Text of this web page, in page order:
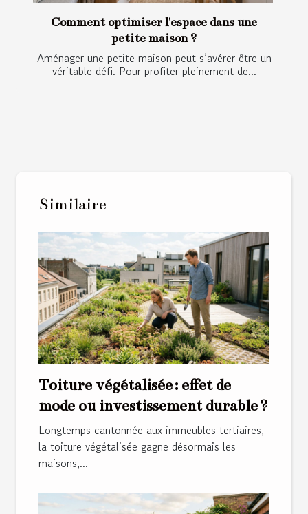
Comment optimiser l'espace dans une
petite maison ?
Aménager une petite maison peut s’avérer être un
véritable défi. Pour profiter pleinement de...
Similaire
Toiture végétalisée : effet de
mode ou investissement durable ?
Longtemps cantonnée aux immeubles tertiaires,
la toiture végétalisée gagne désormais les
maisons,...